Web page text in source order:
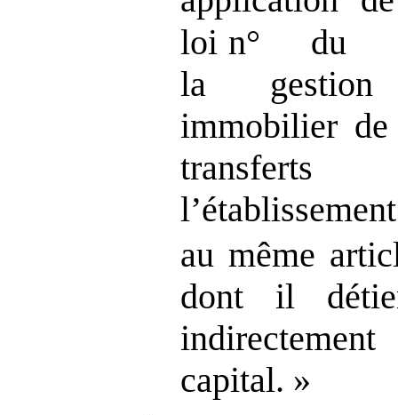
loi n° du
la
immobilier
transferts
au même
dont il
capital. »